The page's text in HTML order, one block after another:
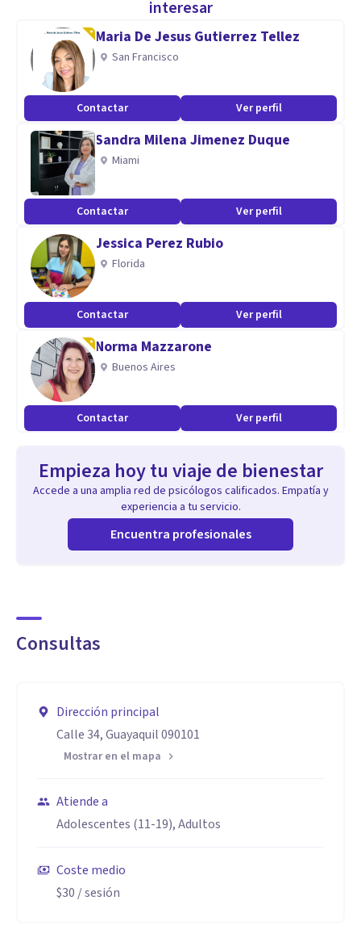
Conocimientos prácticos en electricidad-electrónica,
maestro mecánico artesanal (JNDA-Ecuador), entrenador
deportivo en voleibol, afición por la música, capacitador
tallerista en SAC (servicio de atención a clientes) y ventas.
interesar
Maria De Jesus Gutierrez Tellez
San Francisco
Contactar Ver perfil
Sandra Milena Jimenez Duque
Miami
Contactar Ver perfil
Jessica Perez Rubio
Florida
Contactar Ver perfil
Norma Mazzarone
Buenos Aires
Contactar Ver perfil
Empieza hoy tu viaje de bienestar
Accede a una amplia red de psicólogos calificados. Empatía y
experiencia a tu servicio.
Encuentra profesionales
Consultas
Dirección principal
Calle 34, Guayaquil 090101
Mostrar en el mapa
Atiende a
Adolescentes (11-19), Adultos
Coste medio
$30 / sesión